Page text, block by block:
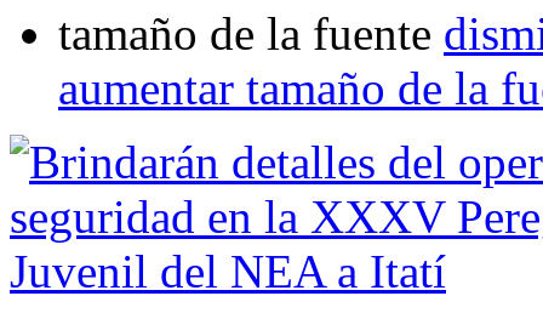
tamaño de la fuente
aumentar tamaño de la